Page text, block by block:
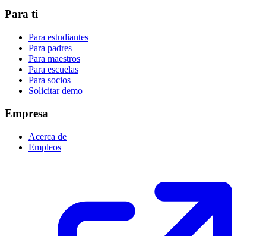
Para ti
Para estudiantes
Para padres
Para maestros
Para escuelas
Para socios
Solicitar demo
Empresa
Acerca de
Empleos